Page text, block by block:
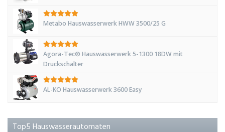
Metabo Hauswasserwerk HWW 3500/25 G
Agora-Tec® Hauswasserwerk 5-1300 18DW mit
Druckschalter
AL-KO Hauswasserwerk 3600 Easy
Top5 Hauswasserautomaten